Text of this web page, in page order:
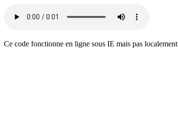
Ce code fonctionne en ligne sous IE mais pas localement